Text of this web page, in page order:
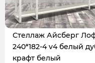
Стеллаж Айсберг
240*182-4 v4 белый
крафт белый